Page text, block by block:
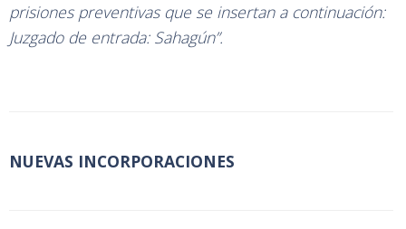
prisiones preventivas que se insertan a continuación:
Juzgado de entrada: Sahagún”.
NUEVAS INCORPORACIONES